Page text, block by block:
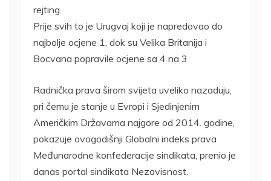
rejting.
Prije svih to je Urugvaj koji je napredovao do
najbolje ocjene 1, dok su Velika Britanija i
Bocvana popravile ocjene sa 4 na 3
Radnička prava širom svijeta uveliko nazaduju,
pri čemu je stanje u Evropi i Sjedinjenim
Američkim Državama najgore od 2014. godine,
pokazuje ovogodišnji Globalni indeks prava
Međunarodne konfederacije sindikata, prenio je
danas portal sindikata Nezavisnost.